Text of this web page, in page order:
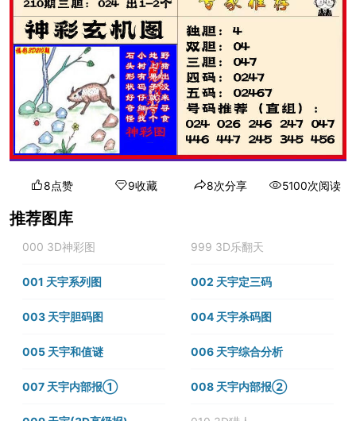
8点赞 9收藏 8次分享 5100次阅读
推荐图库
000 3D神彩图 999 3D乐翻天
001 天宇系列图 002 天宇定三码
003 天宇胆码图 004 天宇杀码图
005 天宇和值谜 006 天宇综合分析
007 天宇内部报① 008 天宇内部报②